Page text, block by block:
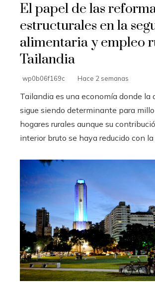
El papel de las
estructurales en la
alimentaria y empleo
Tailandia
wp0b06f169c Hace 2 semanas
Tailandia es una economía donde la
sigue siendo determinante para
hogares rurales aunque su
interior bruto se haya reducido con la